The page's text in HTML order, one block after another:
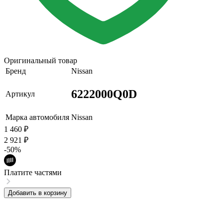
Оригинальный товар
Бренд
Nissan
Артикул 6222000Q0D
Марка автомобиля Nissan
1 460 ₽
2 921 ₽
-50%
Платите частями
Добавить в корзину